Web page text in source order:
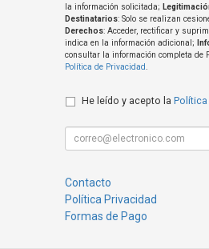
la información solicitada;
Destinatarios: Solo se realizan
Derechos: Acceder, rectificar y
indica en la información adicional;
consultar la información completa de
Política de Privacidad
He leído y acepto la Política
Contacto
Política Privacidad
Formas de Pago